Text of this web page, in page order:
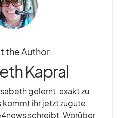
the Author
Kapral
gelernt, exakt zu
kommt ihr jetzt zugute,
schreibt. Worüber